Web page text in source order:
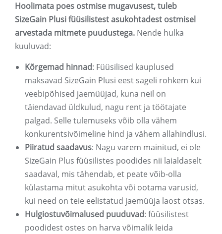
Hoolimata poes ostmise mugavusest, tuleb
SizeGain Plusi füüsilistest asukohtadest ostmisel
arvestada mitmete puudustega. Nende hulka
kuuluvad:
Kõrgemad hinnad: Füüsilised kauplused
maksavad SizeGain Plusi eest sageli rohkem kui
veebipõhised jaemüüjad, kuna neil on
täiendavad üldkulud, nagu rent ja töötajate
palgad. Selle tulemuseks võib olla vähem
konkurentsivõimeline hind ja vähem allahindlusi.
Piiratud saadavus: Nagu varem mainitud, ei ole
SizeGain Plus füüsilistes poodides nii laialdaselt
saadaval, mis tähendab, et peate võib-olla
külastama mitut asukohta või ootama varusid,
kui need on teie eelistatud jaemüüja laost otsas.
Hulgiostuvõimalused puuduvad: füüsilistest
poodidest ostes on harva võimalik leida